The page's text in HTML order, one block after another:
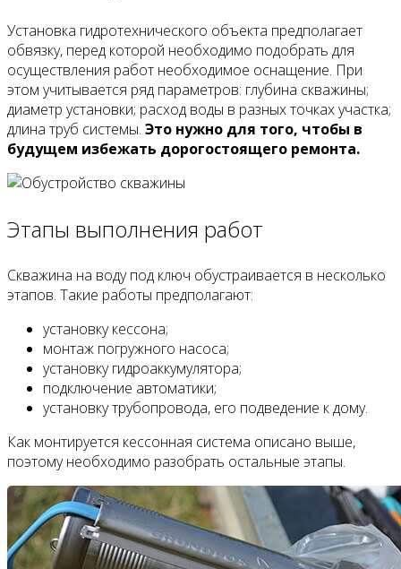
Установка гидротехнического объекта предполагает
обвязку, перед которой необходимо подобрать для
осуществления работ необходимое оснащение. При
этом учитывается ряд параметров: глубина скважины;
диаметр установки; расход воды в разных точках участка;
длина труб системы. Это нужно для того, чтобы в
будущем избежать дорогостоящего ремонта.
Этапы выполнения работ
Скважина на воду под ключ обустраивается в несколько
этапов. Такие работы предполагают:
установку кессона;
монтаж погружного насоса;
установку гидроаккумулятора;
подключение автоматики;
установку трубопровода, его подведение к дому.
Как монтируется кессонная система описано выше,
поэтому необходимо разобрать остальные этапы.